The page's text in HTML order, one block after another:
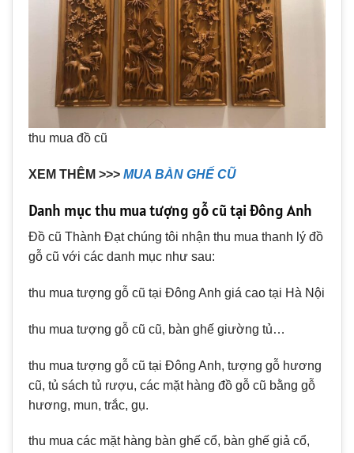
thu mua đồ cũ
XEM THÊM >>> MUA BÀN GHẾ CŨ
Danh mục thu mua tượng gỗ cũ tại Đông Anh
Đồ cũ Thành Đạt chúng tôi nhận thu mua thanh lý đồ
gỗ cũ với các danh mục như sau:
thu mua tượng gỗ cũ tại Đông Anh giá cao tại Hà Nội
thu mua tượng gỗ cũ cũ, bàn ghế giường tủ…
thu mua tượng gỗ cũ tại Đông Anh, tượng gỗ hương
cũ, tủ sách tủ rượu, các mặt hàng đồ gỗ cũ bằng gỗ
hương, mun, trắc, gụ.
thu mua các mặt hàng bàn ghế cổ, bàn ghế giả cổ,